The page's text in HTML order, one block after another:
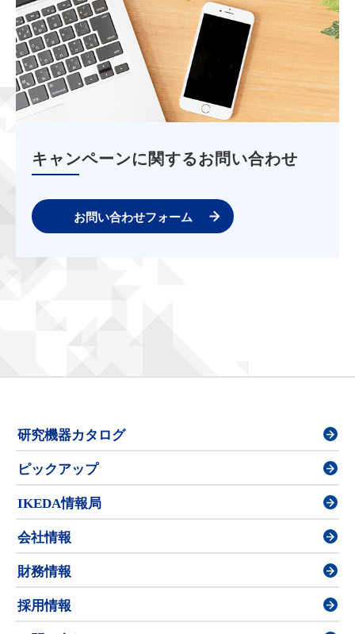
キャンペーンに関するお問い合わせ
お問い合わせフォーム
研究機器カタログ
ピックアップ
IKEDA情報局
会社情報
財務情報
採用情報